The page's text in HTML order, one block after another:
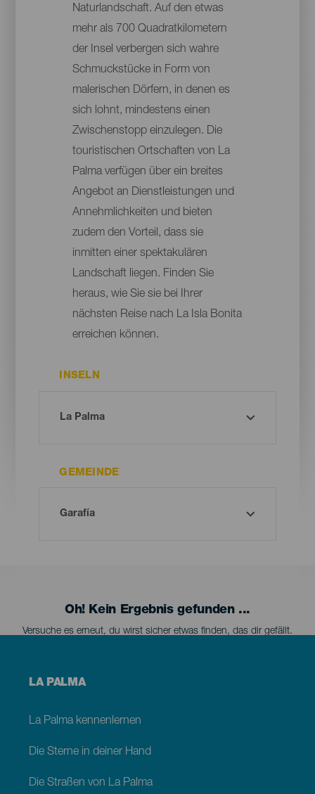
Naturlandschaft. Auf den etwas
mehr als 700 Quadratkilometern
der Insel verbergen sich wahre
Schmuckstücke in Form von
malerischen Dörfern, in denen es
sich lohnt, mindestens einen
Zwischenstopp einzulegen. Die
touristischen Ortschaften von La
Palma verfügen über ein breites
Angebot an Dienstleistungen und
Annehmlichkeiten und bieten
zudem den Vorteil, dass sie
inmitten einer spektakulären
Landschaft liegen. Finden Sie
heraus, wie Sie sie bei Ihrer
nächsten Reise nach La Isla Bonita
erreichen können.
INSELN
GEMEINDE
Oh! Kein Ergebnis gefunden ...
Versuche es erneut, du wirst sicher etwas finden, das dir gefällt.
Menú
Palma
LA PALMA
La Palma kennenlernen
Die Sterne in deiner Hand
Die Straßen von La Palma